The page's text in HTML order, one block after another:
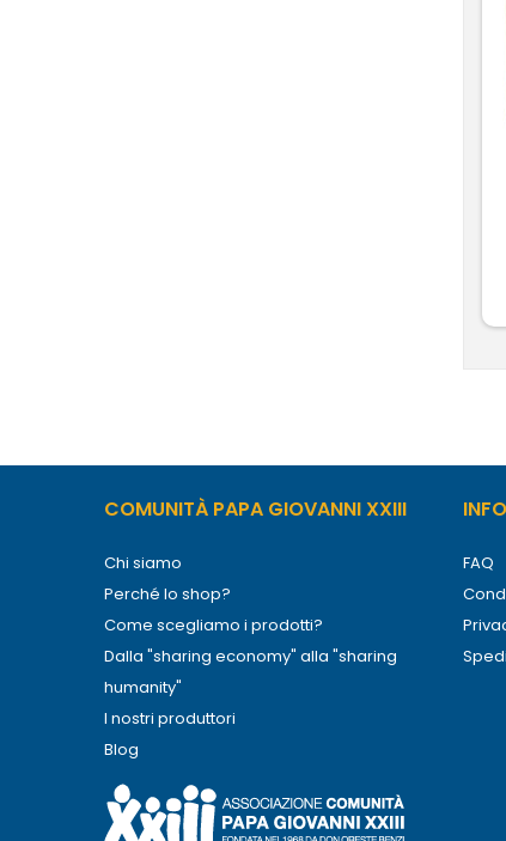
COMUNITÀ PAPA GIOVANNI XXIII
Chi siamo
Perché lo shop?
Come scegliamo i prodotti?
Dalla "sharing economy" alla "sharing
humanity"
I nostri produttori
Blog
FAQ